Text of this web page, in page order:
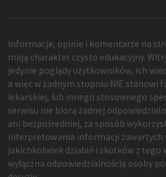
Informacje, opinie i komentarze na
mają charakter czysto edukacyjny.
jedynie poglądy użytkowników, ich
a więc w żadnym stopniu NIE stanowi
lekarskiej, lub innego stosownego
serwisu nie biorą żadnej
ani bezpośredniej, za sposób
interpretowania informacji zawartych
jakichkolwiek działań i skutków z tego
wyłączna odpowiedzialnością osoby